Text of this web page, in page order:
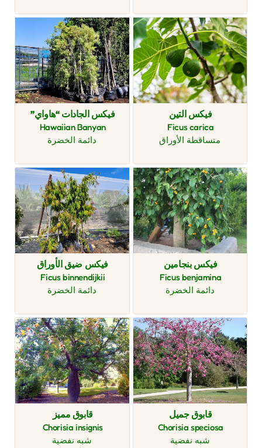
فيكس التين
Ficus carica
متساقطة الأوراق
فيكس الجادات “هاواي”
Hawaiian Banyan
دائمة الخضرة
فيكس بنجامين
Ficus benjamina
دائمة الخضرة
فيكس ضيق الأوراق
Ficus binnendijkii
دائمة الخضرة
قابوق جميل
Chorisia speciosa
شبه نفضية
قابوق مميز
Chorisia insignis
شبه نفضية